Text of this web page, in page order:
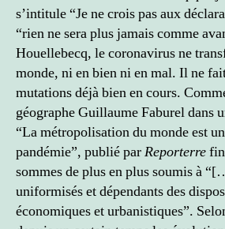
s’intitule “Je ne crois pas aux
“rien ne sera plus jamais comme
Houellebecq, le coronavirus ne
monde, ni en bien ni en mal. Il ne
mutations déjà bien en cours.
géographe Guillaume Faburel dans
“La métropolisation du monde est
pandémie”, publié parReporterre
sommes de plus en plus soumis à
uniformisés et dépendants des
économiques et urbanistiques”.